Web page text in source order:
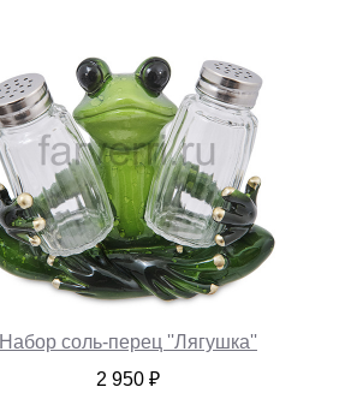
Набор соль-перец ''Лягушка''
2 950 ₽